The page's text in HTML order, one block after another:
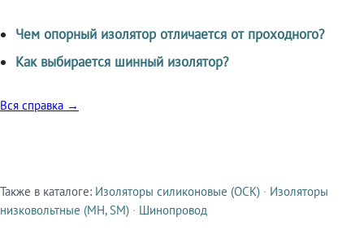
Чем опорный изолятор отличается от проходного?
Как выбирается шинный изолятор?
Вся справка →
Смежные продукты
Также в каталоге: Изоляторы силиконовые (ОСК) · Изоляторы
низковольтные (МН, SM) · Шинопровод